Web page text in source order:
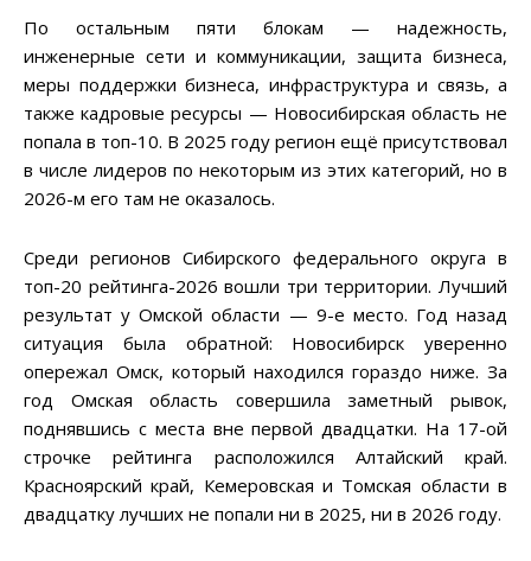
По остальным пяти блокам — надежность,
инженерные сети и коммуникации, защита бизнеса,
меры поддержки бизнеса, инфраструктура и связь, а
также кадровые ресурсы — Новосибирская область не
попала в топ-10. В 2025 году регион ещё присутствовал
в числе лидеров по некоторым из этих категорий, но в
2026-м его там не оказалось.
Среди регионов Сибирского федерального округа в
топ-20 рейтинга-2026 вошли три территории. Лучший
результат у Омской области — 9-е место. Год назад
ситуация была обратной: Новосибирск уверенно
опережал Омск, который находился гораздо ниже. За
год Омская область совершила заметный рывок,
поднявшись с места вне первой двадцатки. На 17-ой
строчке рейтинга расположился Алтайский край.
Красноярский край, Кемеровская и Томская области в
двадцатку лучших не попали ни в 2025, ни в 2026 году.